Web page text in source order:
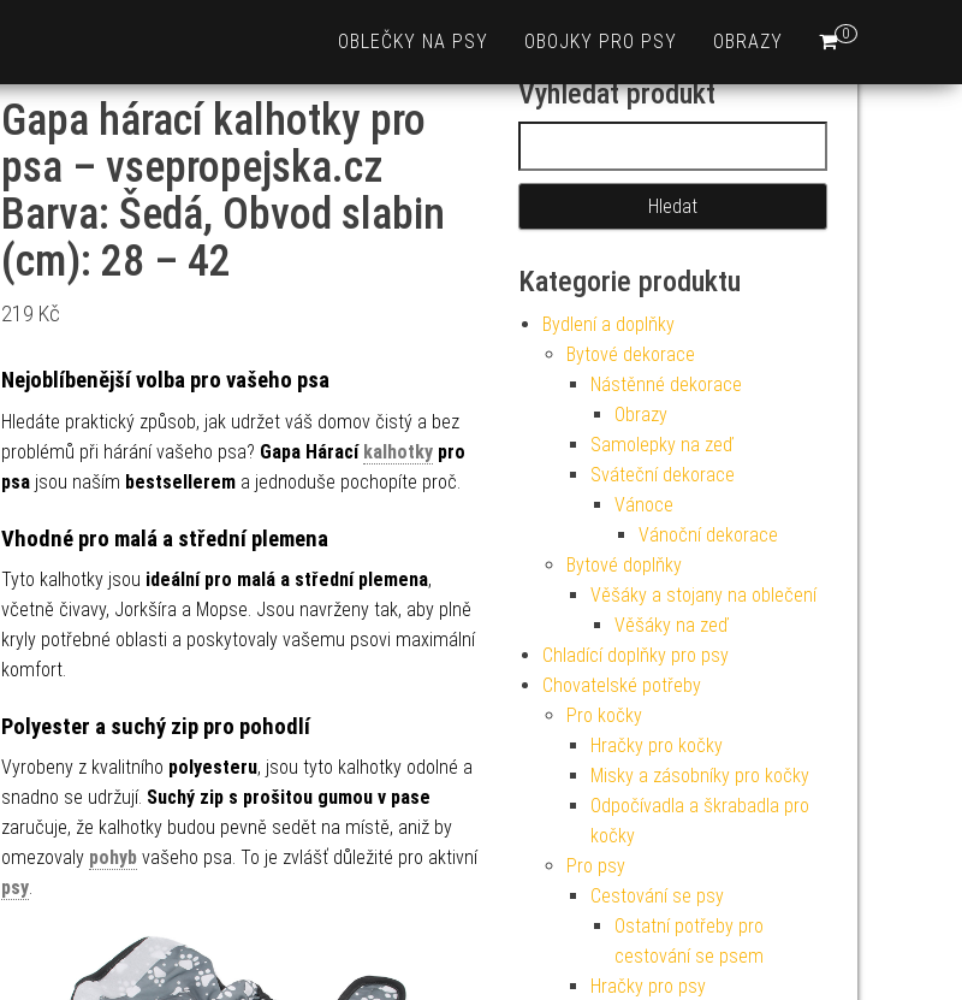
0
OBLEČKY NA PSY OBOJKY PRO PSY OBRAZY
Gapa hárací kalhotky pro
psa – vsepropejska.cz
Barva: Šedá, Obvod slabin
(cm): 28 – 42
219 Kč
Nejoblíbenější volba pro vašeho psa
Hledáte praktický způsob, jak udržet váš domov čistý a bez
problémů při hárání vašeho psa? Gapa Hárací kalhotkypro
psajsou naším bestsellerema jednoduše pochopíte proč.
Vhodné pro malá a střední plemena
Tyto kalhotky jsou ideální pro malá a střední plemena,
včetně čivavy, Jorkšíra a Mopse. Jsou navrženy tak, aby plně
kryly potřebné oblasti a poskytovaly vašemu psovi maximální
komfort.
Polyester a suchý zip pro pohodlí
Vyrobeny z kvalitního polyesteru, jsou tyto kalhotky odolné a
snadno se udržují. Suchý zip s prošitou gumou v pase
zaručuje, že kalhotky budou pevně sedět na místě, aniž by
omezovaly pohybvašeho psa. To je zvlášť důležité pro aktivní
psy.
Vyhledat produkt
Kategorie produktu
Bydlení a doplňky
Bytové dekorace
Nástěnné dekorace
Obrazy
Samolepky na zeď
Sváteční dekorace
Vánoce
Vánoční dekorace
Bytové doplňky
Věšáky a stojany na oblečení
Věšáky na zeď
Chladící doplňky pro psy
Chovatelské potřeby
Pro kočky
Hračky pro kočky
Misky a zásobníky pro kočky
Odpočívadla a škrabadla pro
kočky
Pro psy
Cestování se psy
Ostatní potřeby pro
cestování se psem
Hračky pro psy